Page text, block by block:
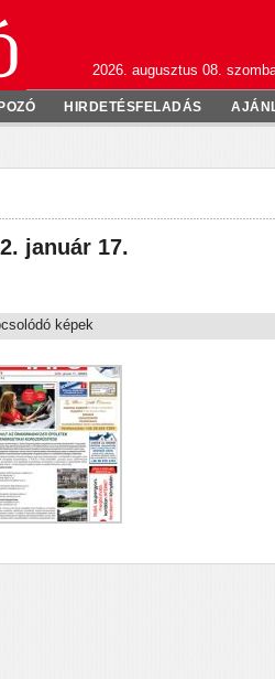
2026. augusztus 08.
HIRDETÉSFELADÁS
január 17.
képek